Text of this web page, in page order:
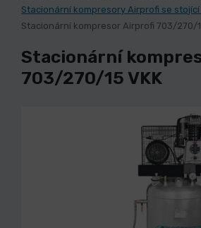
Stacionární kompresory Airprofi se
Stacionární kompresor Airprofi 703/270/
Stacionární
703/270/15 VKK